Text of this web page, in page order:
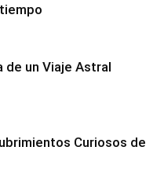
de un Viaje Astral
Curiosos de